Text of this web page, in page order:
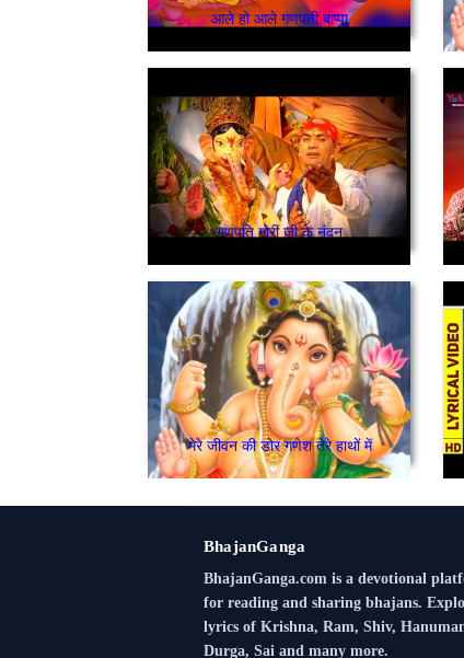
आले हो आले गणपती बाप्पा
गणपति गोरी जी के नंदन
मेरे जीवन की डोर गणेश तेरे हाथों में
BhajanGanga
BhajanGanga.com is a devotional
for reading and sharing bhajans.
lyrics of Krishna, Ram, Shiv,
Durga, Sai and many more.